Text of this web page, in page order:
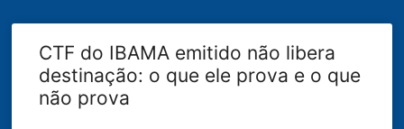
CTF do IBAMA emitido não libera
destinação: o que ele prova e o que
não prova